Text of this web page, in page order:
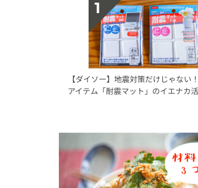
【ダイソー】地震対策だけじゃない
アイテム「耐震マット」のイエナカ